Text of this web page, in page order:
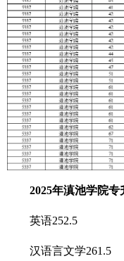
2025年滇池学院
英语252.5
汉语言文学261.5